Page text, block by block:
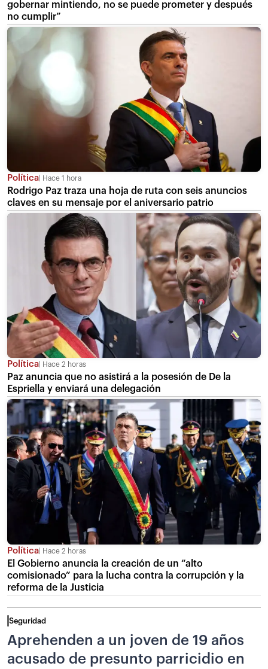
gobernar mintiendo, no se puede prometer y después
no cumplir”
Política Hace 1 hora
Rodrigo Paz traza una hoja de ruta con seis anuncios
claves en su mensaje por el aniversario patrio
Política Hace 2 horas
Paz anuncia que no asistirá a la posesión de De la
Espriella y enviará una delegación
Política Hace 2 horas
El Gobierno anuncia la creación de un “alto
comisionado” para la lucha contra la corrupción y la
reforma de la Justicia
Seguridad
Aprehenden a un joven de 19 años
acusado de presunto parricidio en